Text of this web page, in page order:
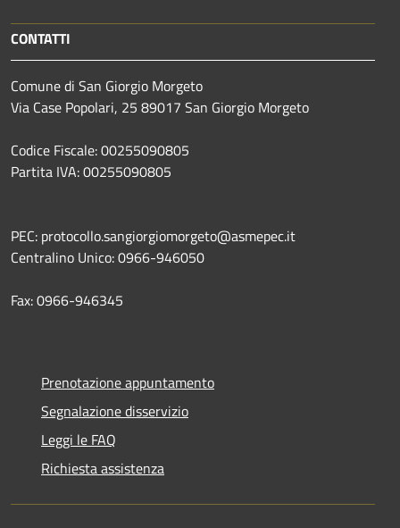
CONTATTI
Comune di San Giorgio Morgeto
Via Case Popolari, 25 89017 San Giorgio Morgeto
Codice Fiscale: 00255090805
Partita IVA: 00255090805
PEC: protocollo.sangiorgiomorgeto@asmepec.it
Centralino Unico: 0966-946050
Fax: 0966-946345
Prenotazione appuntamento
Segnalazione disservizio
Leggi le FAQ
Richiesta assistenza